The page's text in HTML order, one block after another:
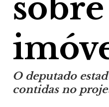
O deputado
contidas no